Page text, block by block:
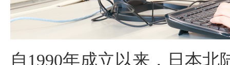
自1990年成立以来，日本